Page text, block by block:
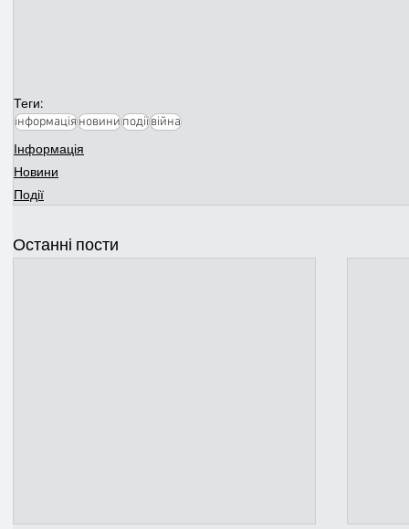
Теги:
інформаціяновиниподіївійна
Інформація
Новини
Події
Останні пости